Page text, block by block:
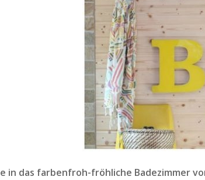
in das farbenfroh-fröhliche Badezimmer